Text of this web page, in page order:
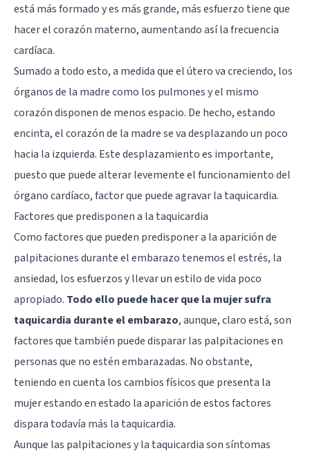
está más formado y es más grande, más esfuerzo tiene que
hacer el corazón materno, aumentando así la frecuencia
cardíaca.
Sumado a todo esto, a medida que el útero va creciendo, los
órganos de la madre como los pulmones y el mismo
corazón disponen de menos espacio. De hecho, estando
encinta, el corazón de la madre se va desplazando un poco
hacia la izquierda. Este desplazamiento es importante,
puesto que puede alterar levemente el funcionamiento del
órgano cardíaco, factor que puede agravar la taquicardia.
Factores que predisponen a la taquicardia
Como factores que pueden predisponer a la aparición de
palpitaciones durante el embarazo tenemos el estrés, la
ansiedad, los esfuerzos y llevar un estilo de vida poco
apropiado. Todo ello puede hacer que la mujer sufra
taquicardia durante el embarazo, aunque, claro está, son
factores que también puede disparar las palpitaciones en
personas que no estén embarazadas. No obstante,
teniendo en cuenta los cambios físicos que presenta la
mujer estando en estado la aparición de estos factores
dispara todavía más la taquicardia.
Aunque las palpitaciones y la taquicardia son síntomas